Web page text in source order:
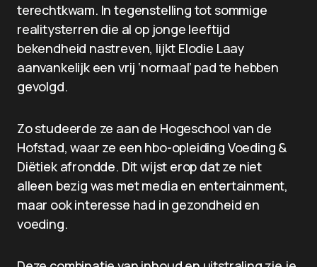
terechtkwam. In tegenstelling tot sommige
realitysterren die al op jonge leeftijd
bekendheid nastreven, lijkt Elodie Laay
aanvankelijk een vrij ‘normaal’ pad te hebben
gevolgd.
Zo studeerde ze aan de Hogeschool van de
Hofstad, waar ze een hbo-opleiding Voeding &
Diëtiek afrondde. Dit wijst erop dat ze niet
alleen bezig was met media en entertainment,
maar ook interesse had in gezondheid en
voeding.